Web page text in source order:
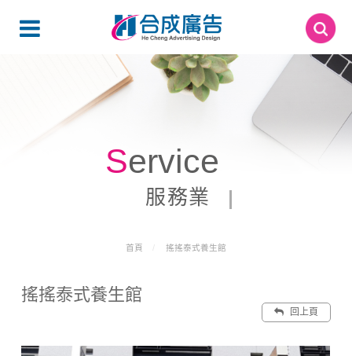
Service
服務業
首頁 搖搖泰式養生館
搖搖泰式養生館
回上頁